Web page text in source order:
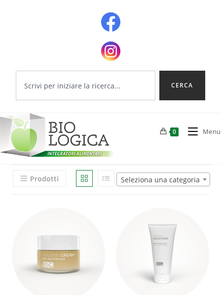
CERCA
0 Menu
Seleziona una categoria
Prodotti